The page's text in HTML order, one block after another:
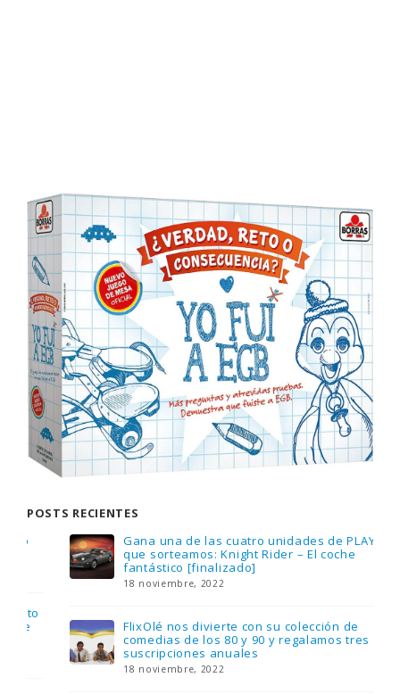
POSTS RECIENTES
Gana una de las cuatro unidades de PLAYMOBIL
que sorteamos: Knight Rider – El coche
fantástico [finalizado]
18 noviembre, 2022
FlixOlé nos divierte con su colección de
comedias de los 80 y 90 y regalamos tres
suscripciones anuales
18 noviembre, 2022